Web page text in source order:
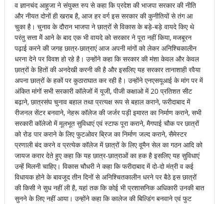
व ज्ञानचंद आहुजा ने संयुक्त रुप से कहा कि प्रदेश की भाजपा सरकार की नीति
और नीयत दोनों ही खराब है, आज हर वर्ग इस सरकार की कुनीतियों से तंग आ
चुका है। चुनाव के दौरान भाजपा ने छात्रों सेे विकास के बड़े-बड़े वायदे किए थे
परंतु सत्ता मेें आने के बाद एक भी वायदे को सरकार ने पूरा नहीं किया, मजबूरन
पढ़ाई करने की जगह छात्र-छात्राएं आज अपनी मांगों को लेकर अनिश्चिकालीन
धरना देने पर विवश हो रहे है। उन्होंने कहा कि सरकार की मंशा केवल और केवल
छात्रों के हितों की अनदेखी करनी की है और इसलिए यह सरकार तानाशाही रवैया
अपना छात्रों के हकों पर कुठाराघात कर रही है। उन्होंने एनएसयूआई के मांग पर में
अंकित मांगों सभी सरकारी कॉलेजों में यूजी, पीजी कक्षाओ में 20 प्रतिशत सीट
बढ़ाने, छात्रसंघ चुनाव बहाल तथा प्रत्यक्ष रूप से बहाल कराने, फरीदाबाद में
रीजनल सेंटर बनवाने, नेहरू कॉलेज की जर्जर पड़ी इमारत का निर्माण कराने, सभी
सरकारी कॉलेजो में मूलभूत सुविधाएं एवं स्टाफ पूरा कराने, मैगपाई चौक पर छात्रों
को रोड पार कराने के लिए फुटओवर ब्रिज का निर्माण जल्द कराने, सैमेस्टर
प्रणाली बंद करने व प्रत्येक कॉलेज में छात्रों के लिए वूमैन सेल का गठन आदि को
जायज करार देते हुए कहा कि यह छात्र-छात्राओं का हक है इसलिए यह सुविधाएं
उन्हें मिलनी चाहिए। विकास चौधरी ने कहा कि फरीदाबाद में दो-दो मंत्री व कई
विधायक होने के बावजूद तीन दिनों से अनिश्चितकालीन धरने पर बैठे इस छात्रों
की किसी ने सुध नहीं ली है, यहां तक कि कोई भी प्रशासनिक अधिकारी उनकी बात
सुनने के लिए नहीं आया। उन्होंने कहा कि कालेज की बिल्डिंग बनवाने एवं फुट